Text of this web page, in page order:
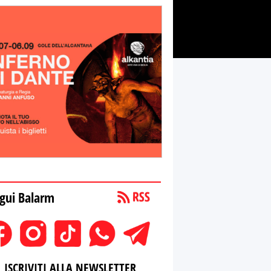
Balarm
ISCRIVITI ALLA NEWSLETTER